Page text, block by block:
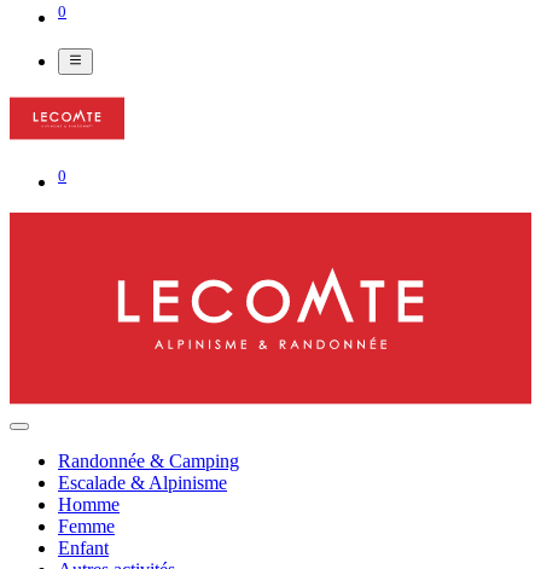
0
0
Randonnée & Camping
Escalade & Alpinisme
Homme
Femme
Enfant